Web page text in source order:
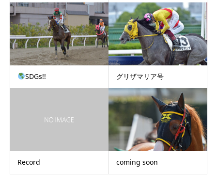
SDGs!! グリザマリア号
Record coming soon